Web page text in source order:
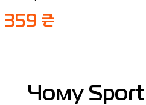
359 ₴
Чому Sport